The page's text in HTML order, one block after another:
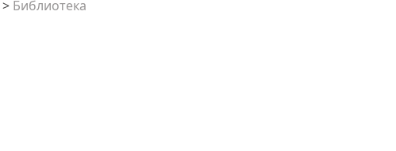
> Библиотека